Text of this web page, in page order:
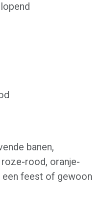
banen,
rood, oranje-
feest of gewoon